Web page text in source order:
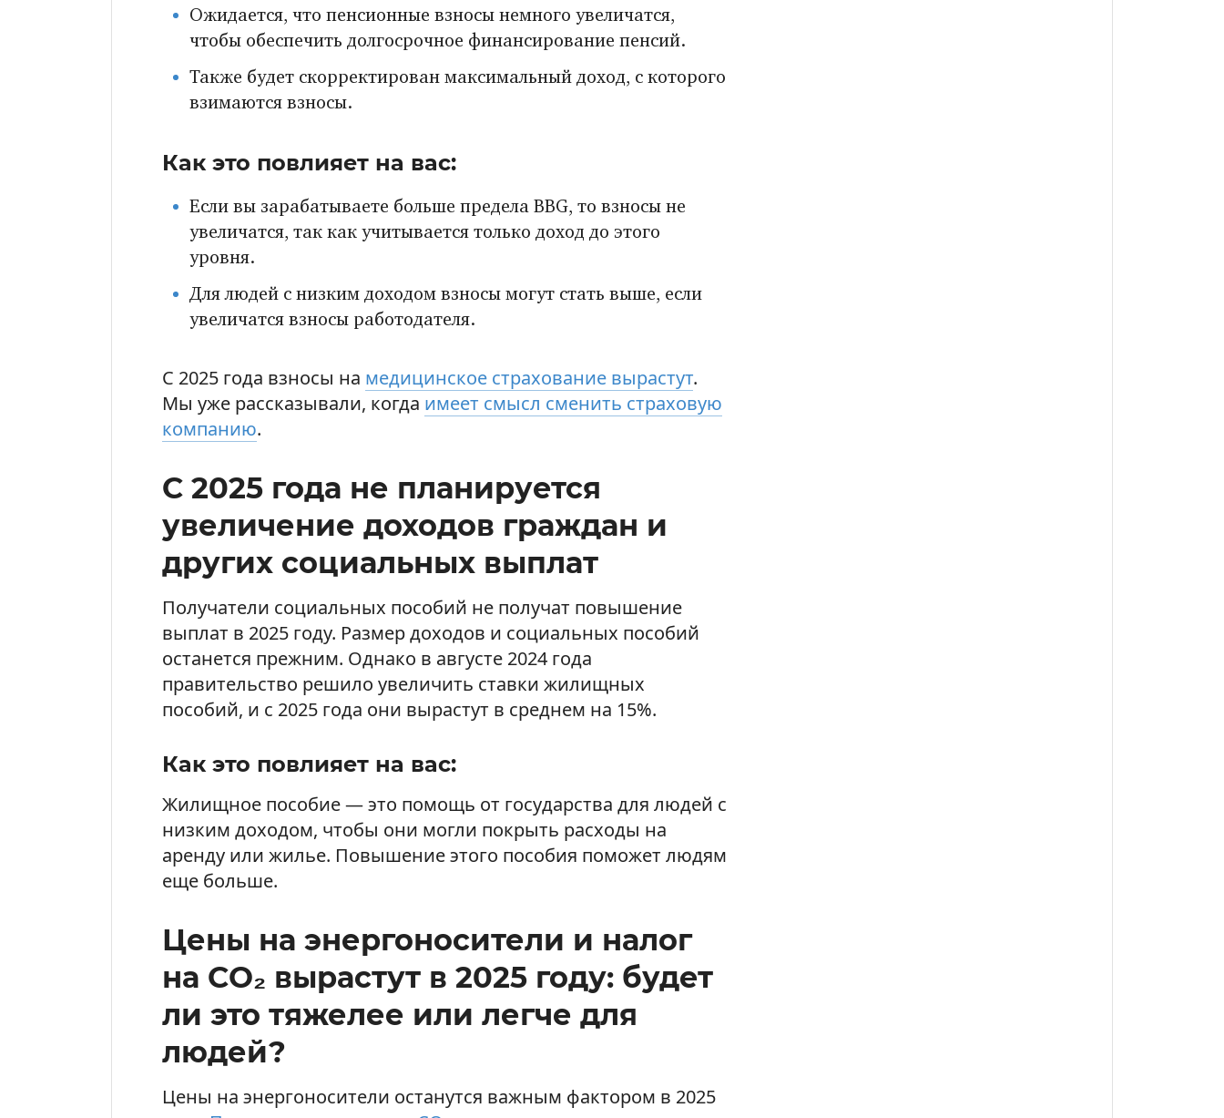
Ожидается, что пенсионные взносы немного увеличатся,
чтобы обеспечить долгосрочное финансирование пенсий.
Также будет скорректирован максимальный доход, с которого
взимаются взносы.
Как это повлияет на вас:
Если вы зарабатываете больше предела BBG, то взносы не
увеличатся, так как учитывается только доход до этого
уровня.
Для людей с низким доходом взносы могут стать выше, если
увеличатся взносы работодателя.
С 2025 года взносы на медицинское страхование вырастут.
Мы уже рассказывали, когда имеет смысл сменить страховую
компанию.
С 2025 года не планируется
увеличение доходов граждан и
других социальных выплат
Получатели социальных пособий не получат повышение
выплат в 2025 году. Размер доходов и социальных пособий
останется прежним. Однако в августе 2024 года
правительство решило увеличить ставки жилищных
пособий, и с 2025 года они вырастут в среднем на 15%.
Как это повлияет на вас:
Жилищное пособие — это помощь от государства для людей с
низким доходом, чтобы они могли покрыть расходы на
аренду или жилье. Повышение этого пособия поможет людям
еще больше.
Цены на энергоносители и налог
на CO₂ вырастут в 2025 году: будет
ли это тяжелее или легче для
людей?
Цены на энергоносители останутся важным фактором в 2025